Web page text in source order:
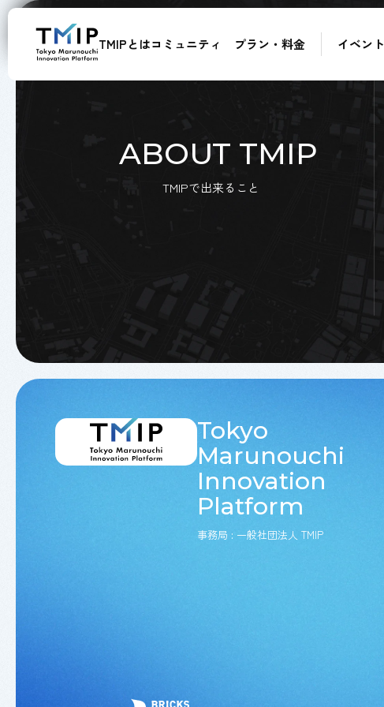
TMIPとはコミュニティ プラン・料金 イベント
ABOUT TMIP
TMIPで出来ること
Tokyo
Marunouchi
Innovation
Platform
事務局 : 一般社団法人 TMIP